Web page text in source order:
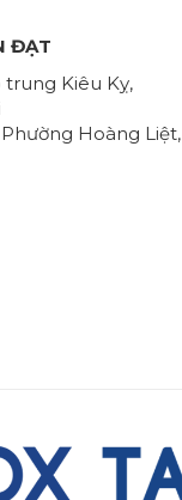
ĐẠT
trung Kiêu Kỵ,
Hoàng Liệt,